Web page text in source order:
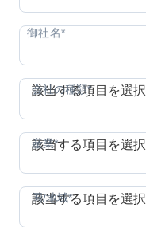
会社の種類*
該当する項目を選択
産業*
該当する項目を選択
国/地域*
該当する項目を選択